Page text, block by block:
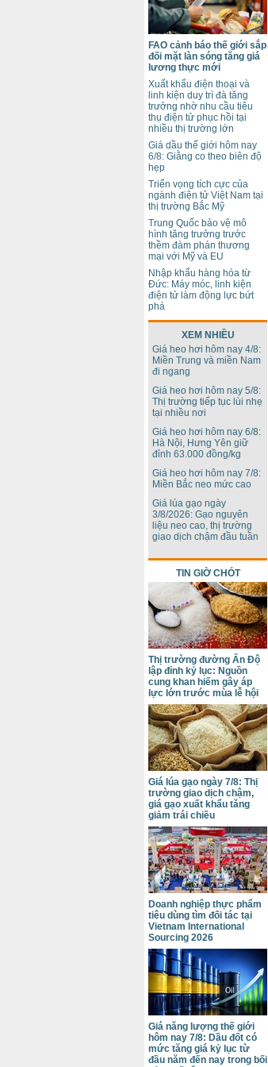
FAO cảnh báo thế giới sắp
đối mặt làn sóng tăng giá
lương thực mới
Xuất khẩu điện thoại và
linh kiện duy trì đà tăng
trưởng nhờ nhu cầu tiêu
thụ điện tử phục hồi tại
nhiều thị trường lớn
Giá dầu thế giới hôm nay
6/8: Giằng co theo biên độ
hẹp
Triển vọng tích cực của
ngành điện tử Việt Nam tại
thị trường Bắc Mỹ
Trung Quốc bảo vệ mô
hình tăng trưởng trước
thềm đàm phán thương
mại với Mỹ và EU
Nhập khẩu hàng hóa từ
Đức: Máy móc, linh kiện
điện tử làm động lực bứt
phá
XEM NHIỀU
Giá heo hơi hôm nay 4/8:
Miền Trung và miền Nam
đi ngang
Giá heo hơi hôm nay 5/8:
Thị trường tiếp tục lùi nhẹ
tại nhiều nơi
Giá heo hơi hôm nay 6/8:
Hà Nội, Hưng Yên giữ
đỉnh 63.000 đồng/kg
Giá heo hơi hôm nay 7/8:
Miền Bắc neo mức cao
Giá lúa gạo ngày
3/8/2026: Gạo nguyên
liệu neo cao, thị trường
giao dịch chậm đầu tuần
TIN GIỜ CHÓT
Thị trường đường Ấn Độ
lập đỉnh kỷ lục: Nguồn
cung khan hiếm gây áp
lực lớn trước mùa lễ hội
Giá lúa gạo ngày 7/8: Thị
trường giao dịch chậm,
giá gạo xuất khẩu tăng
giảm trái chiều
Doanh nghiệp thực phẩm
tiêu dùng tìm đối tác tại
Vietnam International
Sourcing 2026
Giá năng lượng thế giới
hôm nay 7/8: Dầu đốt có
mức tăng giá kỷ lục từ
đầu năm đến nay trong bối